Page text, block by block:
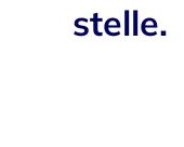
stelle.